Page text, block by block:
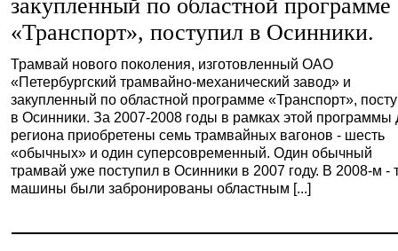
закупленный по областной программе
«Транспорт», поступил в Осинники.
Трамвай нового поколения, изготовленный ОАО
«Петербургский трамвайно-механический завод» и
закупленный по областной программе «Транспорт»,
в Осинники. За 2007-2008 годы в рамках этой программы
региона приобретены семь трамвайных вагонов - шесть
«обычных» и один суперсовременный. Один обычный
трамвай уже поступил в Осинники в 2007 году. В 2008-м -
машины были забронированы областным [...]